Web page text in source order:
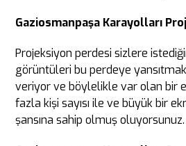
Gaziosmanpaşa Karayolları
Projeksiyon perdesi sizlere
görüntüleri bu perdeye
veriyor ve böylelikle var olan bir
fazla kişi sayısı ile ve büyük bir
şansına sahip olmuş oluyorsunuz.